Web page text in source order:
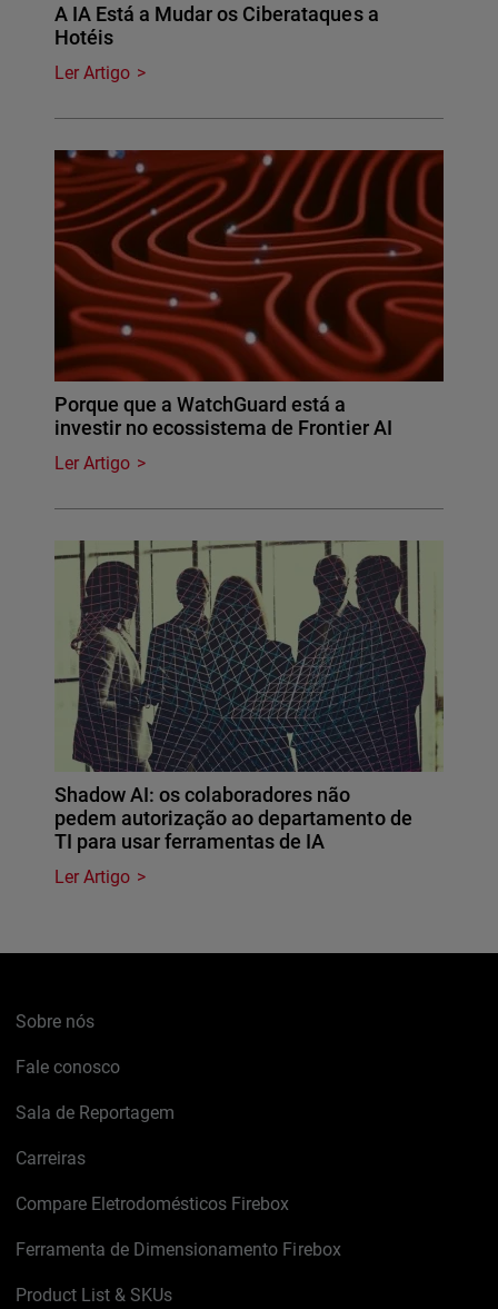
A IA Está a Mudar os Ciberataques a
Hotéis
Ler Artigo
Porque que a WatchGuard está a
investir no ecossistema de Frontier AI
Ler Artigo
Shadow AI: os colaboradores não
pedem autorização ao departamento de
TI para usar ferramentas de IA
Ler Artigo
Sobre nós
Fale conosco
Sala de Reportagem
Carreiras
Compare Eletrodomésticos Firebox
Ferramenta de Dimensionamento Firebox
Product List & SKUs